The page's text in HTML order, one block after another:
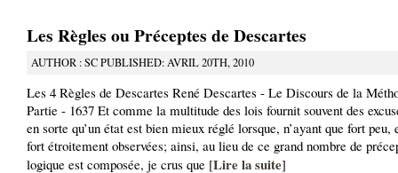
Les Règles ou Préceptes de Descartes
AUTHOR : SC PUBLISHED: AVRIL 20TH, 2010
Les 4 Règles de Descartes René Descartes - Le Discours de la
Partie - 1637 Et comme la multitude des lois fournit souvent des
en sorte qu’un état est bien mieux réglé lorsque, n’ayant que fort peu,
fort étroitement observées; ainsi, au lieu de ce grand nombre de
logique est composée, je crus que [Lire la suite]